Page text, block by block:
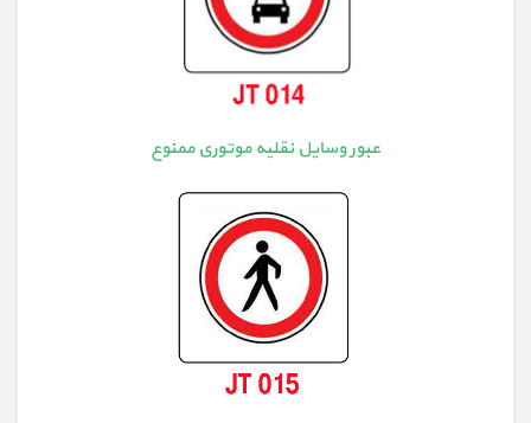
عبور وسایل نقلیه موتوری ممنوع